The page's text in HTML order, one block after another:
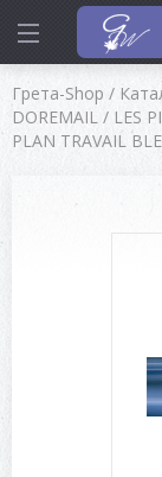
Грета-Shop /
DOREMAIL / LES
PLAN TRAVAIL